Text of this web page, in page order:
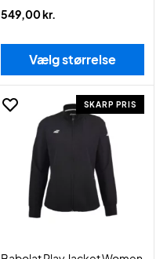
549,00 kr.
Vælg størrelse
SKARP PRIS